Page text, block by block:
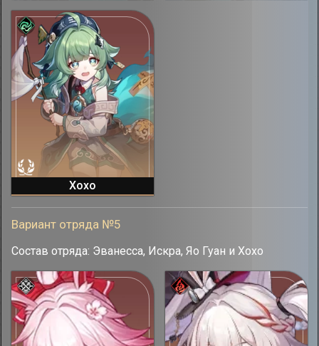
Хохо
Вариант отряда №5
Состав отряда: Эванесса, Искра, Яо Гуан и Хохо